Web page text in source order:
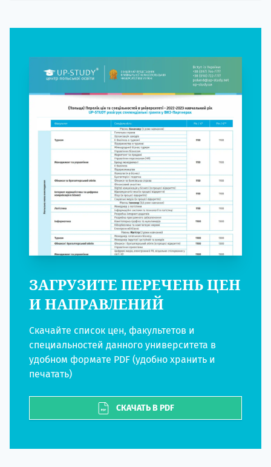
ЗАГРУЗИТЕ ПЕРЕЧЕНЬ ЦЕН
И НАПРАВЛЕНИЙ
Скачайте список цен, факультетов и
специальностей данного университета в
удобном формате PDF (удобно хранить и
печатать)
СКАЧАТЬ В PDF